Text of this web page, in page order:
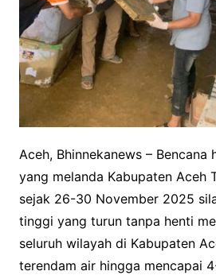
Aceh, Bhinnekanews –
yang melanda Kabupaten Aceh
sejak 26-30 November 2025
tinggi yang turun tanpa henti
seluruh wilayah di Kabupaten
terendam air hingga mencapai